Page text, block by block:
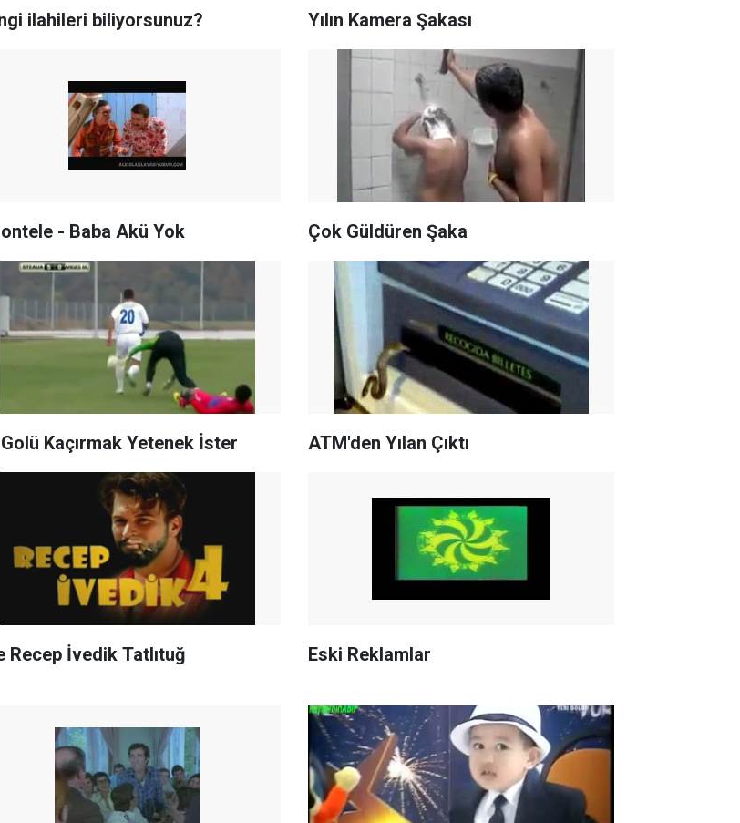
ilahileri biliyorsunuz? Yılın Kamera Şakası
- Baba Akü Yok Çok Güldüren Şaka
Kaçırmak Yetenek İster ATM'den Yılan Çıktı
Recep İvedik Tatlıtuğ Eski Reklamlar